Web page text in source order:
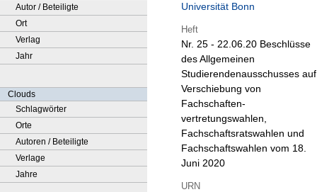
Autor / Beteiligte
Ort
Verlag
Jahr
Clouds
Schlagwörter
Orte
Autoren / Beteiligte
Verlage
Jahre
Universität Bonn
Heft
Nr. 25 - 22.06.20 Beschlüsse
des Allgemeinen
Studierendenausschusses auf
Verschiebung von
Fachschaften-
vertretungswahlen,
Fachschaftsratswahlen und
Fachschaftswahlen vom 18.
Juni 2020
URN